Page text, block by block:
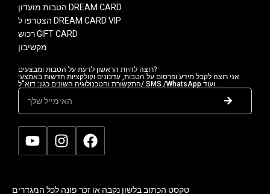
הטבות מועדון DREAM CARD
הצטרפו ל DREAM CARD VIP
רכוש GIFT CARD
מקשיבון
רוצה להיות הראשון לדעת על הטבות ומבצעים?
אני רוצה לקבל מידע ופרסום על הטבות, עדכונים וקולקציות חדשות באמצעי
התקשורת והטכנולוגיה השונים כגון: דוא"ל/ SMS /WhatsApp ועוד.
טקסט הכתוב בלשון נקבה או זכר פונה לכל המגדרים